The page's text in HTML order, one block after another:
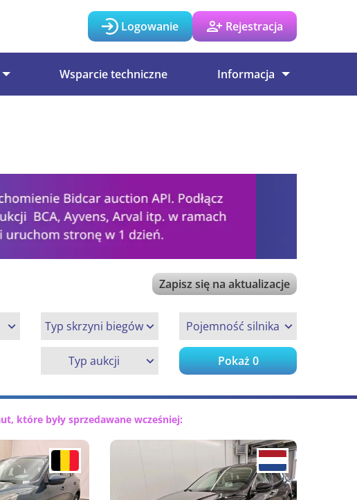
Logowanie Rejestracja
Wsparcie techniczne Informacja
Zapisz się na aktualizacje
Typ skrzyni biegów Pojemność silnika
Typ aukcji Pokaż0
które były sprzedawane wcześniej: